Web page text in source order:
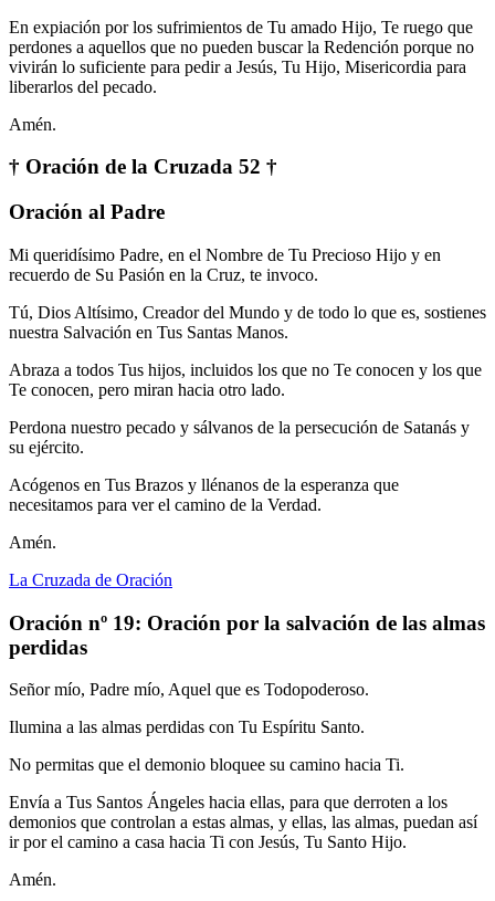
En expiación por los sufrimientos de Tu amado Hijo, Te ruego que
perdones a aquellos que no pueden buscar la Redención porque no
vivirán lo suficiente para pedir a Jesús, Tu Hijo, Misericordia para
liberarlos del pecado.
Amén.
† Oración de la Cruzada 52 †
Oración al Padre
Mi queridísimo Padre, en el Nombre de Tu Precioso Hijo y en
recuerdo de Su Pasión en la Cruz, te invoco.
Tú, Dios Altísimo, Creador del Mundo y de todo lo que es, sostienes
nuestra Salvación en Tus Santas Manos.
Abraza a todos Tus hijos, incluidos los que no Te conocen y los que
Te conocen, pero miran hacia otro lado.
Perdona nuestro pecado y sálvanos de la persecución de Satanás y
su ejército.
Acógenos en Tus Brazos y llénanos de la esperanza que
necesitamos para ver el camino de la Verdad.
Amén.
La Cruzada de Oración
Oración nº 19: Oración por la salvación de las almas
perdidas
Señor mío, Padre mío, Aquel que es Todopoderoso.
Ilumina a las almas perdidas con Tu Espíritu Santo.
No permitas que el demonio bloquee su camino hacia Ti.
Envía a Tus Santos Ángeles hacia ellas, para que derroten a los
demonios que controlan a estas almas, y ellas, las almas, puedan así
ir por el camino a casa hacia Ti con Jesús, Tu Santo Hijo.
Amén.